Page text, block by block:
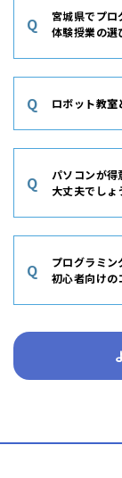
カリキュラ
ポートして
きると感じ
Q
宮城県でプロ
体験授業の選
A
体験授業を
ているかを
授業で使
が楽しんで
心です。体
を基準に選
Q ロボット教室
A
ロボット教
がら学ぶ教
は、PCや
を追加購入
Q
パソコンが得
大丈夫でしょ
A
パソコンや
せん。多く
く、プログ
ブレットを
確認くださ
Q
プログラミン
初心者向けの
なアニメ
を学べるコ
容に取り
めてのプ